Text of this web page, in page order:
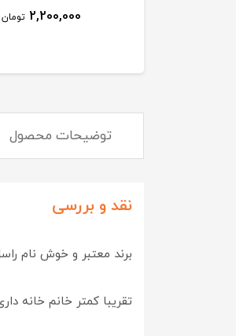
2,200,000 تومان
توضیحات محصول
نقد و بررسی
برند معتبر و خوش نام
تقریبا کمتر خانم خانه